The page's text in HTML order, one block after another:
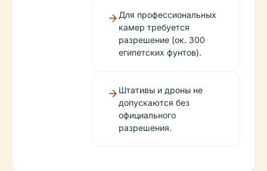
Для профессиональных
камер требуется
разрешение (ок. 300
египетских фунтов).
Штативы и дроны не
допускаются без
официального
разрешения.